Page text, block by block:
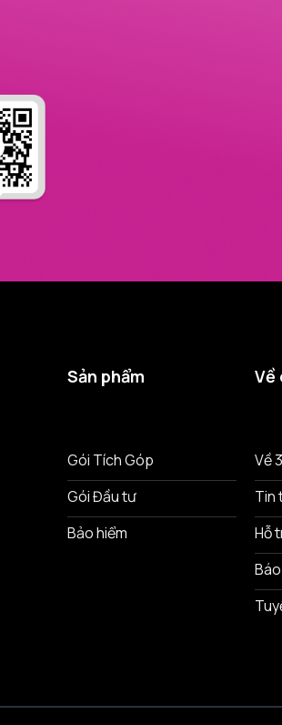
Sản phẩm
Gói Tích Góp
Gói Đầu tư
Bảo hiểm
Về
Về
Tin
Hỗ